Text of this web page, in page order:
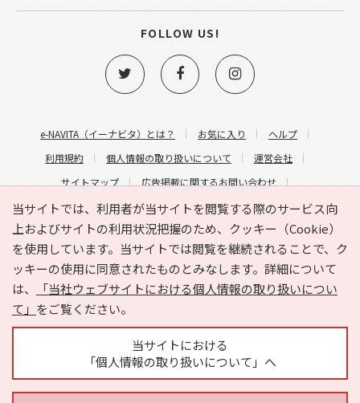
当サイトでは、利用者が当サイトを閲覧する際のサービス向
上およびサイトの利用状況把握のため、クッキー（Cookie）
を使用しています。当サイトでは閲覧を継続されることで、ク
ッキーの使用に同意されたものとみなします。詳細について
は、
「当社ウェブサイトにおける個人情報の取り扱いについ
て」 をご覧ください。
当サイトにおける
「個人情報の取り扱いについて」へ
e-NAVITA（イーナビタ）とは？ お気に入り
ヘルプ
利用規約
個人情報の取り扱いについて
運営会社
サイトマップ
広告掲載に関するお問い合わせ
サイトの内容に関するお問い合わせ
FOLLOW US!
Copyright © HYOJITO.Co.,Ltd. All Rights Reserved.